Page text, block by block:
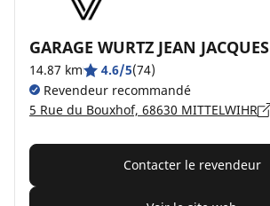
GARAGE WURTZ JEAN JACQUES
14.87 km 4.6/5(74)
Revendeur recommandé
5 Rue du Bouxhof, 68630 MITTELWIHR
Contacter le revendeur